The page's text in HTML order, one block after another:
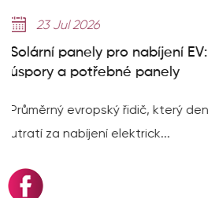
EV: Nastavení systému,
panely
který denně dojíždí 40 km,